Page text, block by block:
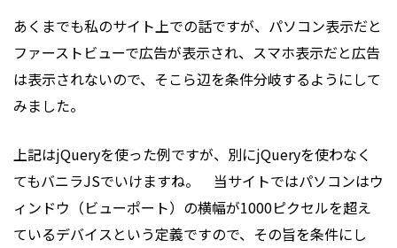
あくまでも私のサイト上での話ですが、パソコン表示だと
ファーストビューで広告が表示され、スマホ表示だと広告
は表示されないので、そこら辺を条件分岐するようにして
みました。
上記はjQueryを使った例ですが、別にjQueryを使わなく
てもバニラJSでいけますね。 当サイトではパソコンはウ
ィンドウ（ビューポート）の横幅が1000ピクセルを超え
ているデバイスという定義ですので、その旨を条件にし